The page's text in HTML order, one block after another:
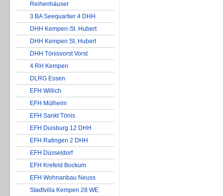
Reihenhäuser
3.BA Seequartier 4 DHH
DHH Kempen-St. Hubert
DHH Kempen St. Hubert
DHH Tönisvorst Vorst
4 RH Kempen
DLRG Essen
EFH Willich
EFH Mülheim
EFH Sankt Tönis
EFH Duisburg 12 DHH
EFH Ratingen 2 DHH
EFH Düsseldorf
EFH Krefeld Bockum
EFH Wohnanbau Neuss
Stadtvilla Kempen 28 WE